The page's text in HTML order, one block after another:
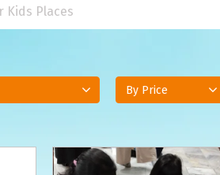
By Price